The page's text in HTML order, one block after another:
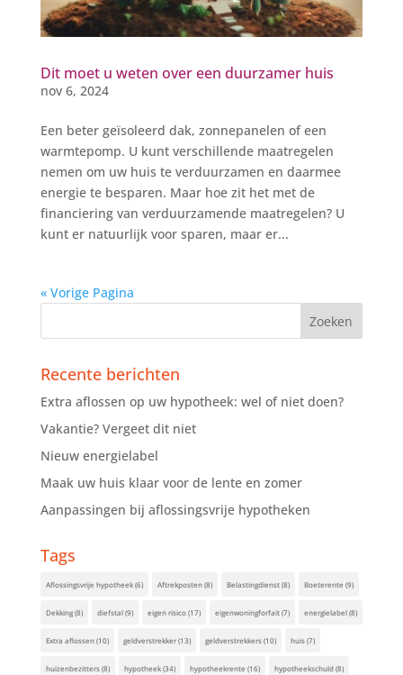
Dit moet u weten over een duurzamer huis
nov 6, 2024
Een beter geïsoleerd dak, zonnepanelen of een
warmtepomp. U kunt verschillende maatregelen
nemen om uw huis te verduurzamen en daarmee
energie te besparen. Maar hoe zit het met de
financiering van verduurzamende maatregelen? U
kunt er natuurlijk voor sparen, maar er...
« Vorige Pagina
Recente berichten
Extra aflossen op uw hypotheek: wel of niet doen?
Vakantie? Vergeet dit niet
Nieuw energielabel
Maak uw huis klaar voor de lente en zomer
Aanpassingen bij aflossingsvrije hypotheken
Tags
Aflossingsvrije hypotheek(6) Aftrekposten(8) Belastingdienst(8) Boeterente (9)
Dekking(8) diefstal(9) eigen risico(17) eigenwoningforfait(7) energielabel(8)
Extra aflossen(10) geldverstrekker(13) geldverstrekkers(10) huis(7)
huizenbezitters(8) hypotheek(34) hypotheekrente (16) hypotheekschuld(8)